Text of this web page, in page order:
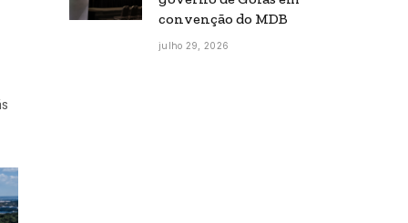
convenção do MDB
julho 29, 2026